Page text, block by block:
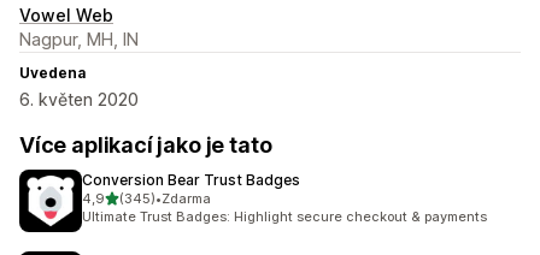
Vowel Web
Nagpur, MH, IN
Uvedena
6. květen 2020
Více aplikací jako je tato
Conversion Bear Trust Badges
4,9z 5 hvězd
(345)
Celkový počet recenzí: 345
•Zdarma
Ultimate Trust Badges: Highlight secure checkout & payments